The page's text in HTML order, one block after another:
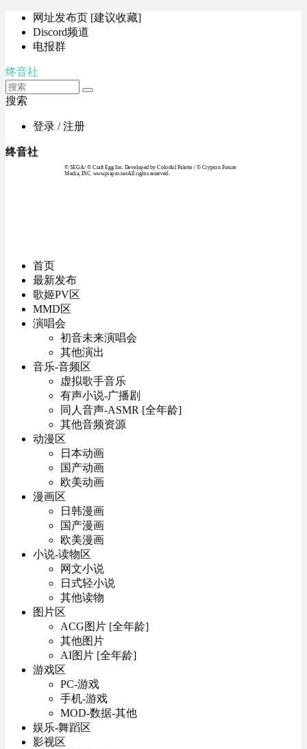
网址发布页 [建议收藏]
Discord频道
电报群
终音社
搜索
登录 / 注册
终音社
© SEGA / © Craft Egg Inc. Developed by Colorful Palette / © Crypton Future
Media, INC. www.piapro.netAll rights reserved.
首页
最新发布
歌姬PV区
MMD区
演唱会
初音未来演唱会
其他演出
音乐-音频区
虚拟歌手音乐
有声小说-广播剧
同人音声-ASMR [全年龄]
其他音频资源
动漫区
日本动画
国产动画
欧美动画
漫画区
日韩漫画
国产漫画
欧美漫画
小说-读物区
网文小说
日式轻小说
其他读物
图片区
ACG图片 [全年龄]
其他图片
AI图片 [全年龄]
游戏区
PC-游戏
手机-游戏
MOD-数据-其他
娱乐-舞蹈区
影视区